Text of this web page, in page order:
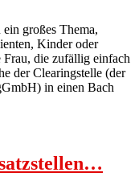
großes Thema,
Kinder oder
die zufällig einfach
der Clearingstelle (der
in einen Bach